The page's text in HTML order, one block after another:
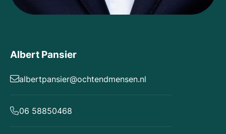
Albert Pansier
albertpansier@ochtendmensen.nl
06 58850468